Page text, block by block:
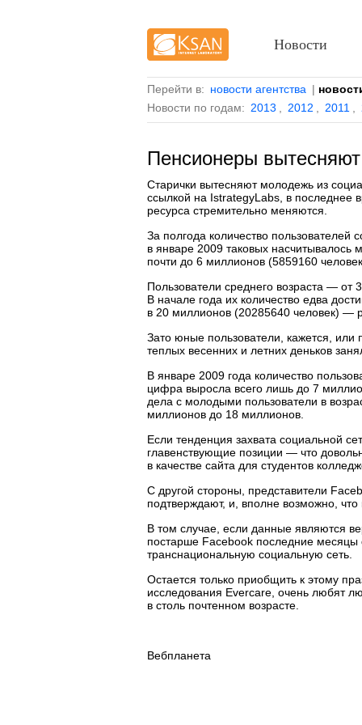
Перейти в: новости агентства |
Новости по годам: 2013 2012 2011
Пенсионеры
Старички вытесняют молодежь из
ссылкой на IstrategyLabs, в последнее
ресурса стремительно меняются.
За полгода количество
в январе 2009 таковых
почти до 6 миллионов (5859160
Пользователи среднего возраста — от
В начале года их количество едва
в 20 миллионов (20285640 человек) —
Зато юные пользователи, кажется, или
теплых весенних и летних деньков
В январе 2009 года количество
цифра выросла всего лишь до 7
дела с молодыми пользователи в
миллионов до 18 миллионов.
Если тенденция захвата социальной
главенствующие позиции — что
в качестве сайта для студентов
С другой стороны, представители
подтверждают, и, вполне возможно,
В том случае, если данные являются
постарше Facebook последние
транснациональную социальную сеть.
Остается только приобщить к этому
исследования Evercare, очень любят
в столь почтенном возрасте.
Вебпланета
Новости